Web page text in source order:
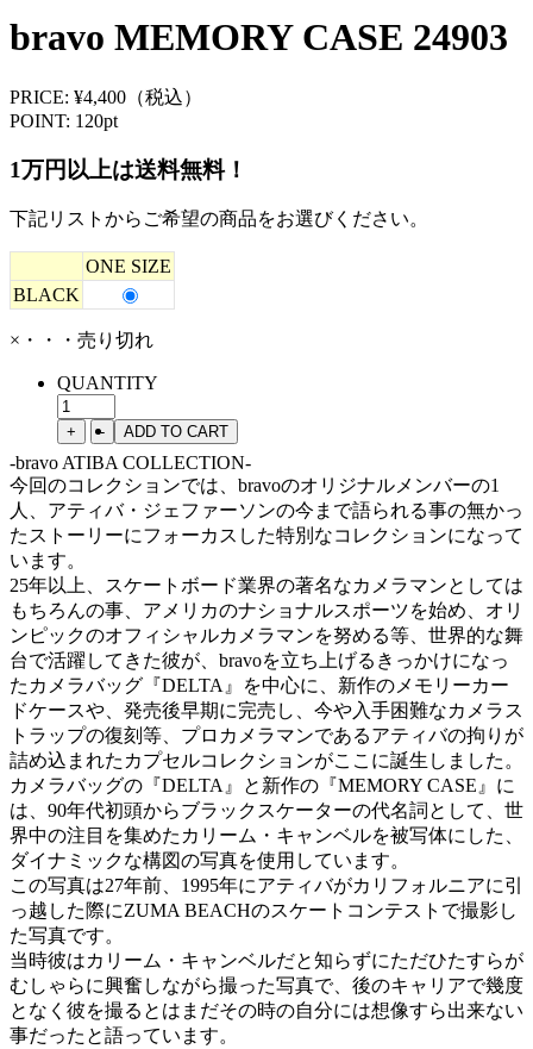
bravo MEMORY CASE 24903
PRICE: ¥4,400（税込）
POINT: 120pt
1万円以上は送料無料！
下記リストからご希望の商品をお選びください。
ONE SIZE
BLACK
×・・・売り切れ
QUANTITY
-bravo ATIBA COLLECTION-
今回のコレクションでは、bravoのオリジナルメンバーの1
人、アティバ・ジェファーソンの今まで語られる事の無かっ
たストーリーにフォーカスした特別なコレクションになって
います。
25年以上、スケートボード業界の著名なカメラマンとしては
もちろんの事、アメリカのナショナルスポーツを始め、オリ
ンピックのオフィシャルカメラマンを努める等、世界的な舞
台で活躍してきた彼が、bravoを立ち上げるきっかけになっ
たカメラバッグ『DELTA』を中心に、新作のメモリーカー
ドケースや、発売後早期に完売し、今や入手困難なカメラス
トラップの復刻等、プロカメラマンであるアティバの拘りが
詰め込まれたカプセルコレクションがここに誕生しました。
カメラバッグの『DELTA』と新作の『MEMORY CASE』に
は、90年代初頭からブラックスケーターの代名詞として、世
界中の注目を集めたカリーム・キャンベルを被写体にした、
ダイナミックな構図の写真を使用しています。
この写真は27年前、1995年にアティバがカリフォルニアに引
っ越した際にZUMA BEACHのスケートコンテストで撮影し
た写真です。
当時彼はカリーム・キャンベルだと知らずにただひたすらが
むしゃらに興奮しながら撮った写真で、後のキャリアで幾度
となく彼を撮るとはまだその時の自分には想像すら出来ない
事だったと語っています。